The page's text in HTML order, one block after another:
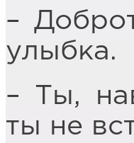
–
улыбка.
– Ты,
ты не